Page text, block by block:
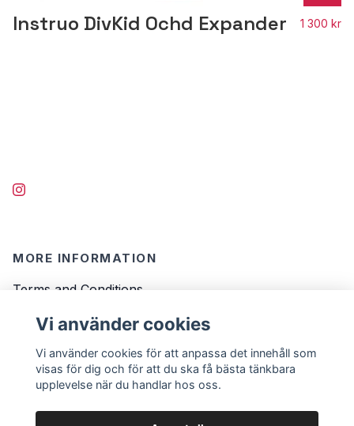
Instruo DivKid Ochd Expander 1 300 kr
MORE INFORMATION
Terms and Conditions
ContactVi använder cookies
Vi använder cookies för att anpassa det innehåll som
visas för dig och för att du ska få bästa tänkbara
upplevelse när du handlar hos oss.